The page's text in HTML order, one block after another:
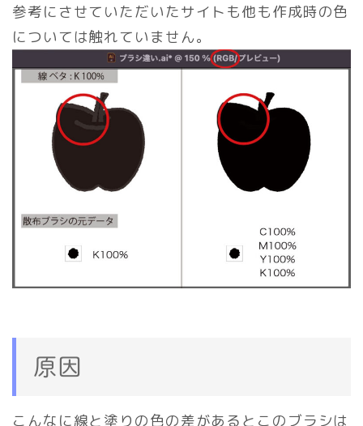
参考にさせていただいたサイトも他も作成時の色
については触れていません。
原因
こんなに線と塗りの色の差があるとこのブラシは